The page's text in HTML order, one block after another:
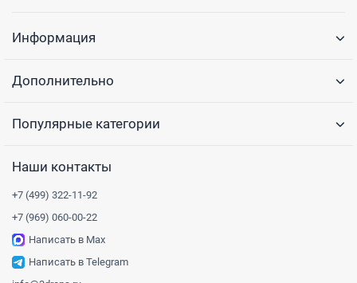
Насосы для перекачки дизельного топлива и керосина
Информация
Дополнительно
Популярные категории
Наши контакты
+7 (499) 322-11-92
+7 (969) 060-00-22
Написать в Max
Написать в Telegram